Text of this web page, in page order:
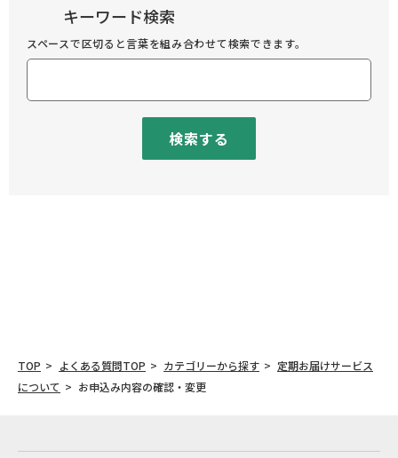
キーワード検索
スペースで区切ると言葉を組み合わせて検索できます。
検索する
TOP よくある質問TOP カテゴリーから探す
定期お届けサービス
について
お申込み内容の確認・変更